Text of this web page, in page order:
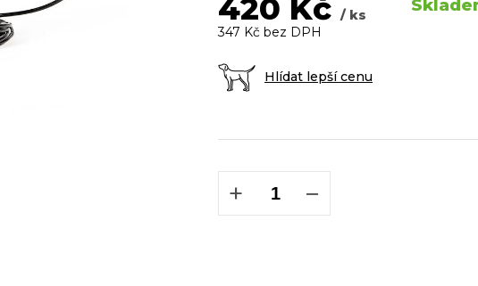
420 Kč / ks
Hlídat lepší cenu
347 Kč bez DPH
+ −